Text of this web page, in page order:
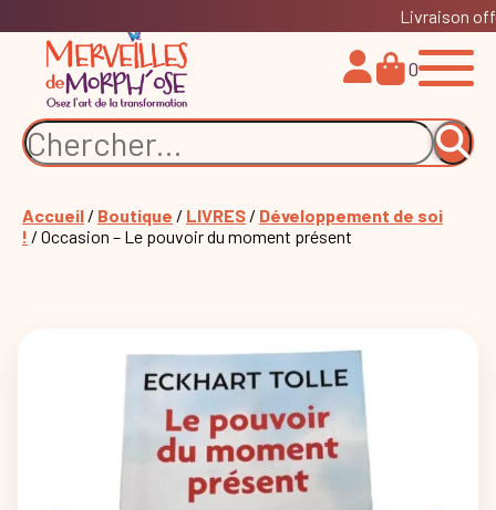
Livraison
0
Accueil / Boutique / LIVRES / Développement de soi
! / Occasion – Le pouvoir du moment présent